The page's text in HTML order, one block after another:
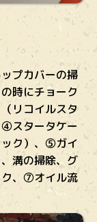
プカバーの掃
時にチョーク
リコイルスタ
スタータケー
ック）、⑤ガイ
溝の掃除、グ
、⑦オイル流